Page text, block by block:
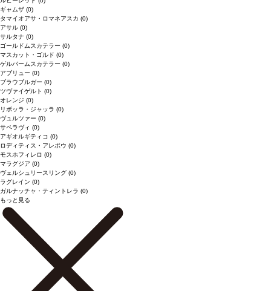
ギャムザ (0)
タマイオアサ・ロマネアスカ (0)
アサル (0)
サルタナ (0)
ゴールドムスカテラー (0)
マスカット・ゴルド (0)
ゲルバームスカテラー (0)
アブリュー (0)
ブラウブルガー (0)
ツヴァイゲルト (0)
オレンジ (0)
リボッラ・ジャッラ (0)
ヴュルツァー (0)
サペラヴィ (0)
アギオルギティコ (0)
ロディティス・アレポウ (0)
モスホフィレロ (0)
マラグジア (0)
ヴェルシュリースリング (0)
ラグレイン (0)
ガルナッチャ・ティントレラ (0)
もっと見る